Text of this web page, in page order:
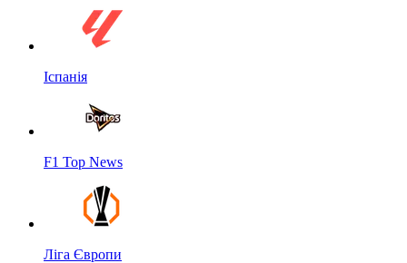
Іспанія
F1 Top News
Ліга Європи